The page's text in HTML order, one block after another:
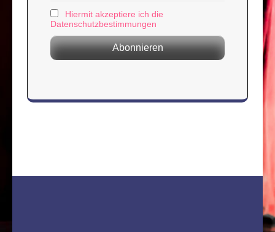
Hiermit akzeptiere ich die
Datenschutzbestimmungen